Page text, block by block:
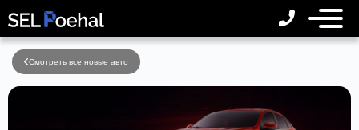
Смотреть все новые авто